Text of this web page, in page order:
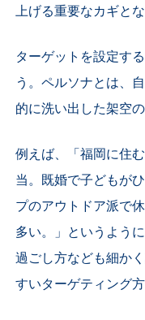
上げる重要なカギとな
ターゲットを設定す
う。ペルソナとは、
的に洗い出した架空の
例えば、「福岡に住
当。既婚で子どもが
プのアウトドア派で
多い。」というよう
過ごし方なども細か
すいターゲティング